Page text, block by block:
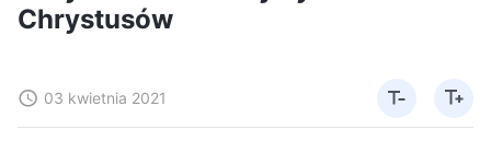
Chrystusów
03 kwietnia 2021